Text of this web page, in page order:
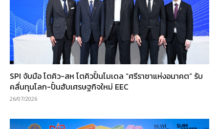
SPI จับมือ โตคิว-สห โตคิวปั้นโมเดล “ศรีราชาแห่งอนาคต” รับ
คลื่นทุนโลก-ปั้นฮับเศรษฐกิจใหม่ EEC
26/07/2026